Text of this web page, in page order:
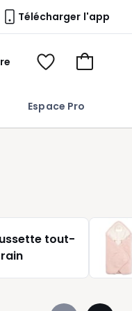
Télécharger l'app
Espace Pro
Voir
Voir
tout-